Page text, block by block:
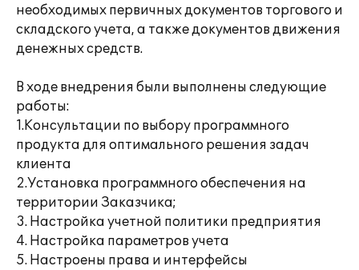
необходимых первичных документов торгового и
складского учета, а также документов движения
денежных средств.
В ходе внедрения были выполнены следующие
работы:
1.Консультации по выбору программного
продукта для оптимального решения задач
клиента
2.Установка программного обеспечения на
территории Заказчика;
3. Настройка учетной политики предприятия
4. Настройка параметров учета
5. Настроены права и интерфейсы